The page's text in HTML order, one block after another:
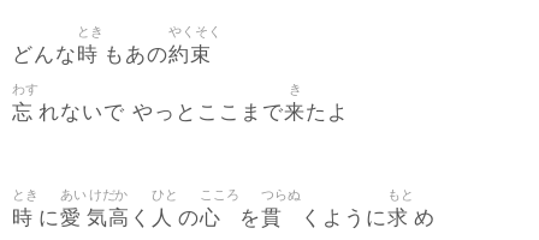
どんな時
とき
もあの約束
やくそく
忘
わす
れないで やっとここまで来
き
たよ
時
とき
に愛
あい
気高
けだか
く 人
ひと
の心
こころ
を貫
つらぬ
くように求
もと
め